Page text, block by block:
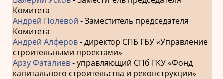
Комитета
Андрей Полевой - Заместитель председателя
Комитета
Андрей Алферов- директор СПБ ГБУ «Управление
строительными проектами»
Арзу Фаталиев- управляющий СПб ГКУ «Фонд
капитального строительства и реконструкции»